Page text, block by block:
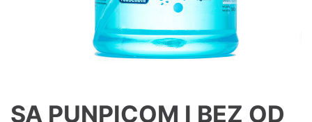
SA PUNPICOM I BEZ OD